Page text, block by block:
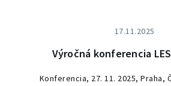
17.11.2025
Výročná konferencia LES
Konferencia, 27. 11. 2025, Praha,